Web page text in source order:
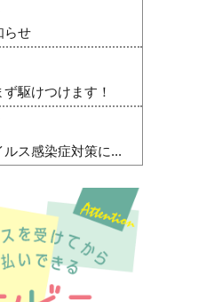
らせ
駆けつけます！
ス感染症対策に...